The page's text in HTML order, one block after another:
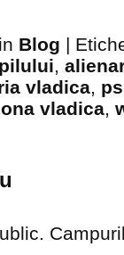
Blog |
,
vladica,
vladica,